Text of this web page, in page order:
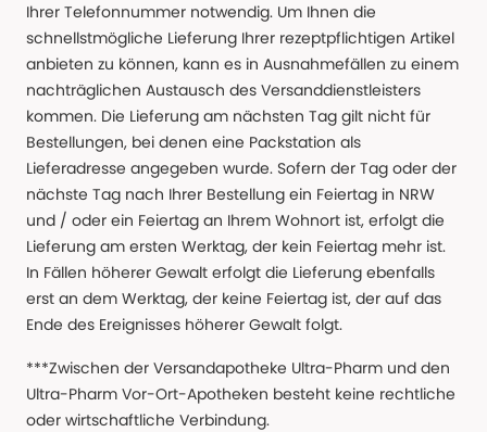
Ihrer Telefonnummer notwendig. Um Ihnen die
schnellstmögliche Lieferung Ihrer rezeptpflichtigen Artikel
anbieten zu können, kann es in Ausnahmefällen zu einem
nachträglichen Austausch des Versanddienstleisters
kommen. Die Lieferung am nächsten Tag gilt nicht für
Bestellungen, bei denen eine Packstation als
Lieferadresse angegeben wurde. Sofern der Tag oder der
nächste Tag nach Ihrer Bestellung ein Feiertag in NRW
und / oder ein Feiertag an Ihrem Wohnort ist, erfolgt die
Lieferung am ersten Werktag, der kein Feiertag mehr ist.
In Fällen höherer Gewalt erfolgt die Lieferung ebenfalls
erst an dem Werktag, der keine Feiertag ist, der auf das
Ende des Ereignisses höherer Gewalt folgt.
***Zwischen der Versandapotheke Ultra-Pharm und den
Ultra-Pharm Vor-Ort-Apotheken besteht keine rechtliche
oder wirtschaftliche Verbindung.